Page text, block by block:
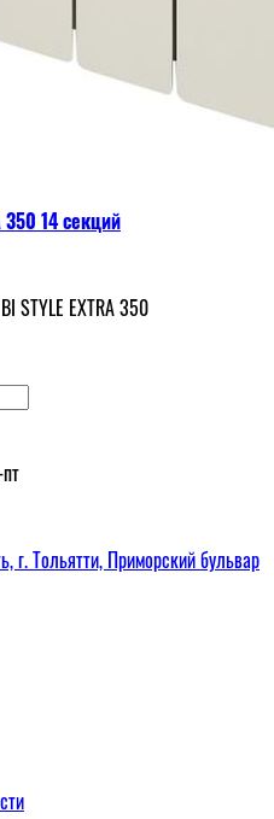
350 14 секций
STYLE EXTRA 350
г. Тольятти, Приморский бульвар